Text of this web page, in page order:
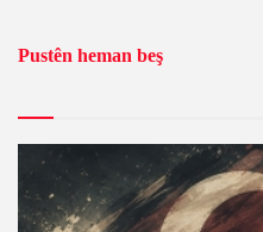
Pustên heman beş